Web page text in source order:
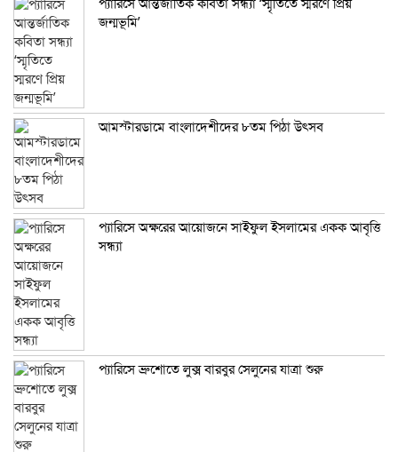
প্যারিসে আন্তর্জাতিক কবিতা সন্ধ্যা ‘স্মৃতিতে স্মরণে প্রিয়
জন্মভূমি’
আমস্টারডামে বাংলাদেশীদের ৮তম পিঠা উৎসব
প্যারিসে অক্ষরের আয়োজনে সাইফুল ইসলামের একক আবৃত্তি
সন্ধ্যা
প্যারিসে ব্রুশোতে লুক্স বারবুর সেলুনের যাত্রা শুরু